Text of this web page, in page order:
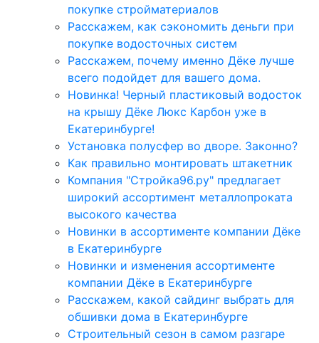
покупке стройматериалов
Расскажем, как сэкономить деньги при
покупке водосточных систем
Расскажем, почему именно Дёке лучше
всего подойдет для вашего дома.
Новинка! Черный пластиковый водосток
на крышу Дёке Люкс Карбон уже в
Екатеринбурге!
Установка полусфер во дворе. Законно?
Как правильно монтировать штакетник
Компания "Стройка96.ру" предлагает
широкий ассортимент металлопроката
высокого качества
Новинки в ассортименте компании Дёке
в Екатеринбурге
Новинки и изменения ассортименте
компании Дёке в Екатеринбурге
Расскажем, какой сайдинг выбрать для
обшивки дома в Екатеринбурге
Строительный сезон в самом разгаре